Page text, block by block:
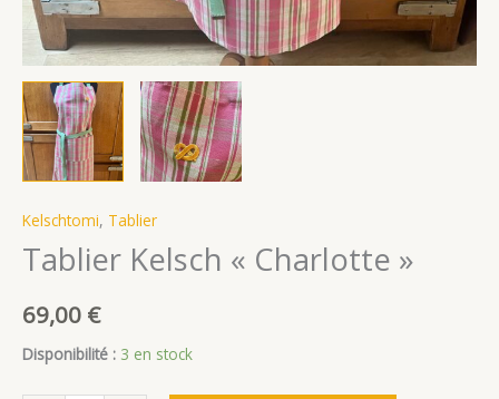
Kelschtomi, Tablier
Tablier Kelsch « Charlotte »
69,00 €
Disponibilité : 3 en stock